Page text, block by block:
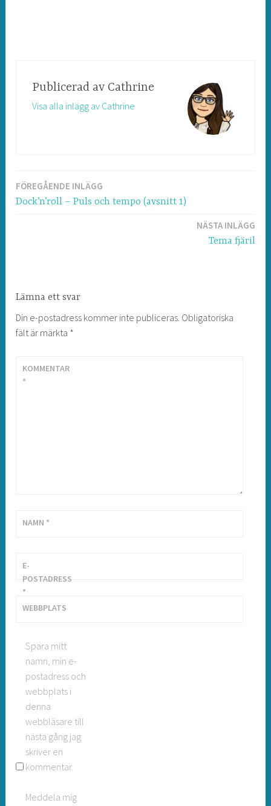
Publicerad av Cathrine
Visa alla inlägg av Cathrine
Inläggsnavigering
FÖREGÅENDE INLÄGG
Dock’n’roll – Puls och tempo (avsnitt 1)
NÄSTA INLÄGG
Tema fjäril
Lämna ett svar
Din e-postadress kommer inte publiceras. Obligatoriska
fält är märkta *
KOMMENTAR
*
NAMN *
E-
POSTADRESS
*
WEBBPLATS
Spara mitt
namn, min e-
postadress och
webbplats i
denna
webbläsare till
nästa gång jag
skriver en
kommentar.
Meddela mig